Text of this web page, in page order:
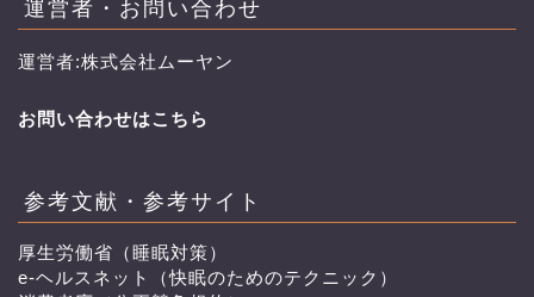
運営者・お問い合わせ
運営者:株式会社ムーヤン
お問い合わせはこちら
参考文献・参考サイト
厚生労働省（睡眠対策）
e-ヘルスネット（快眠のためのテクニック）